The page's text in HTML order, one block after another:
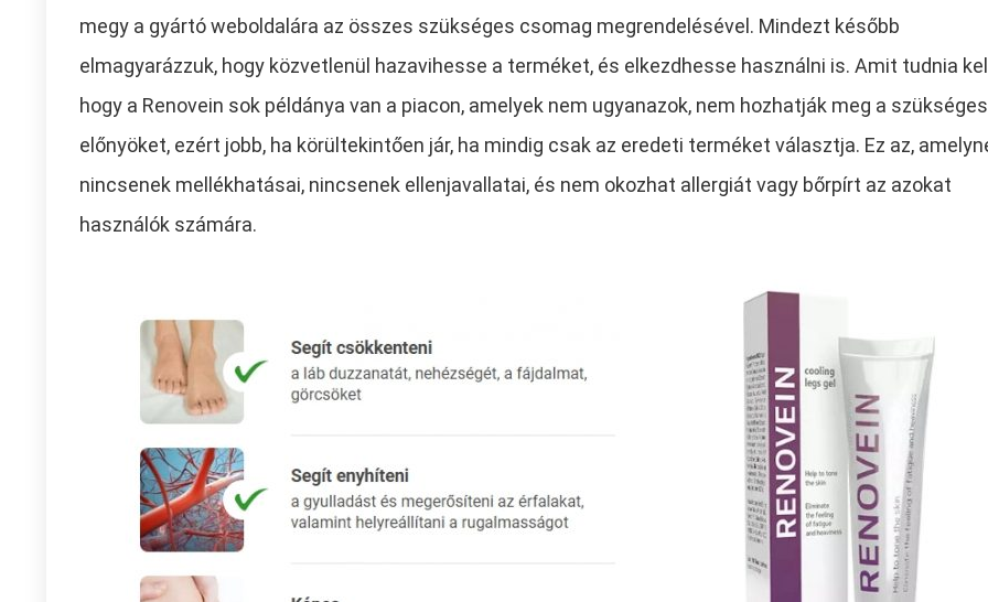
megy a gyártó weboldalára az összes szükséges csomag megrendelésével. Mindezt később
elmagyarázzuk, hogy közvetlenül hazavihesse a terméket, és elkezdhesse használni is. Amit tudnia
hogy a Renovein sok példánya van a piacon, amelyek nem ugyanazok, nem hozhatják meg a szükséges
előnyöket, ezért jobb, ha körültekintően jár, ha mindig csak az eredeti terméket választja. Ez az,
nincsenek mellékhatásai, nincsenek ellenjavallatai, és nem okozhat allergiát vagy bőrpírt az azokat
használók számára.